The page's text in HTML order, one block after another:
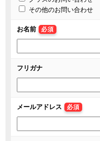
その他のお問い合わせ
お名前 必須
フリガナ
メールアドレス 必須